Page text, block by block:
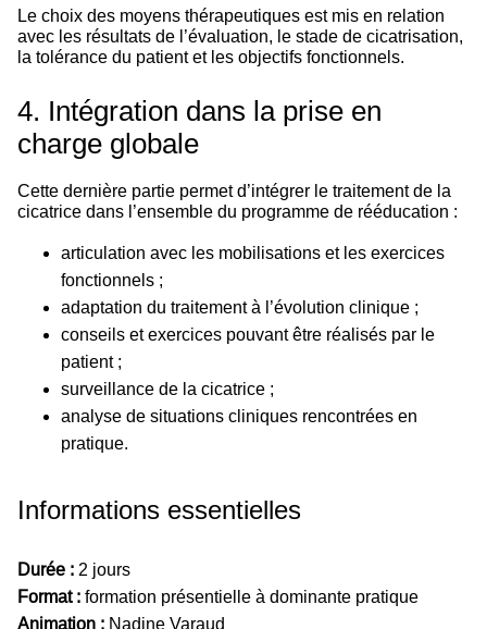
Le choix des moyens thérapeutiques est mis en relation
avec les résultats de l’évaluation, le stade de cicatrisation,
la tolérance du patient et les objectifs fonctionnels.
4. Intégration dans la prise en
charge globale
Cette dernière partie permet d’intégrer le traitement de la
cicatrice dans l’ensemble du programme de rééducation :
articulation avec les mobilisations et les exercices
fonctionnels ;
adaptation du traitement à l’évolution clinique ;
conseils et exercices pouvant être réalisés par le
patient ;
surveillance de la cicatrice ;
analyse de situations cliniques rencontrées en
pratique.
Informations essentielles
Durée : 2 jours
Format : formation présentielle à dominante pratique
Animation : Nadine Varaud